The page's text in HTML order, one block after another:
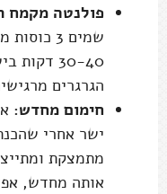
פולנטה מקמח
30-40
הגרגרים
חימום מחדש:
ישר אחרי
מתמצקת
אותה מחדש,